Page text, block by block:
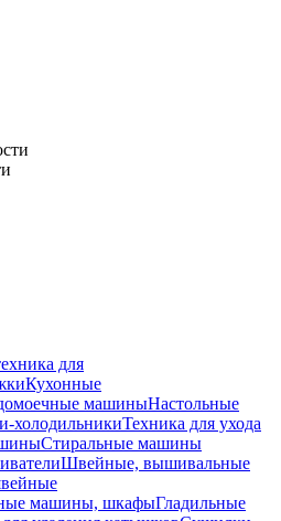
для
Кухонные
машиныНастольные
холодильникиТехника для ухода
Стиральные машины
Швейные, вышивальные
машины, шкафыГладильные